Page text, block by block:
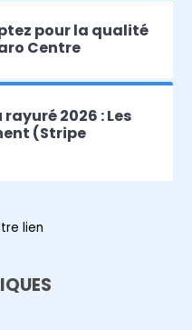
pour la qualité
Centre
2026 : Les
(Stripe
lien